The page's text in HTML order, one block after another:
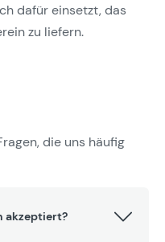
dafür einsetzt, das
zu liefern.
die uns häufig
akzeptiert?